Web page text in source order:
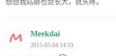
Meekdai
2015-05-04 14:10